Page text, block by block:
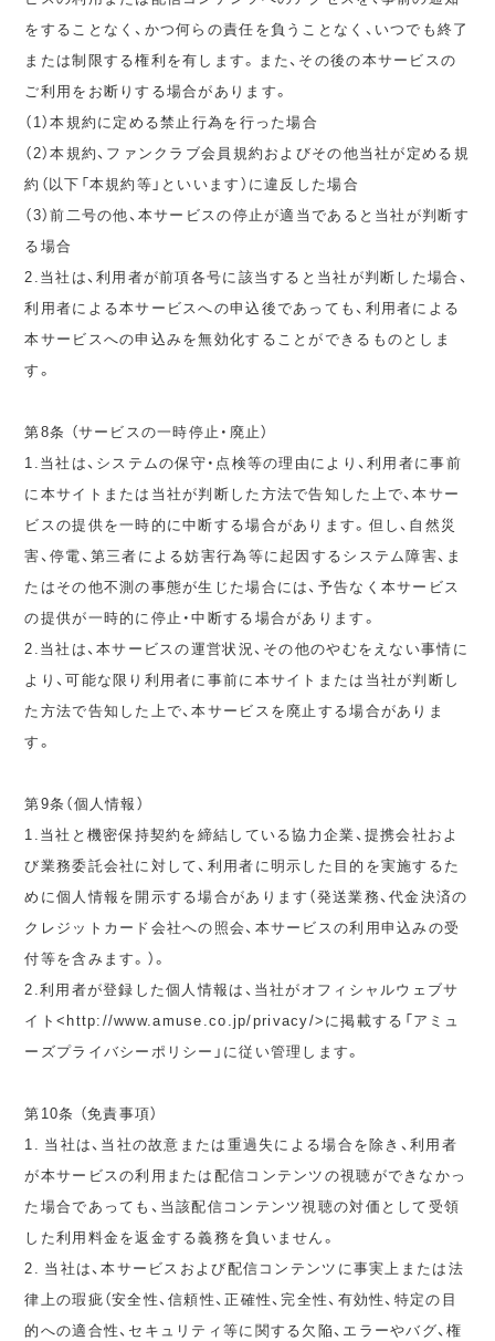
をすることなく、かつ何らの責任を負うことなく、いつでも終了
または制限する権利を有します。また、その後の本サービスの
ご利用をお断りする場合があります。
（1）本規約に定める禁止行為を行った場合
（2）本規約、ファンクラブ会員規約およびその他当社が定める規
約（以下「本規約等」といいます）に違反した場合
（3）前二号の他、本サービスの停止が適当であると当社が判断す
る場合
2.当社は、利用者が前項各号に該当すると当社が判断した場合、
利用者による本サービスへの申込後であっても、利用者による
本サービスへの申込みを無効化することができるものとしま
す。
第8条 （サービスの一時停止・廃止）
1.当社は、システムの保守・点検等の理由により、利用者に事前
に本サイトまたは当社が判断した方法で告知した上で、本サー
ビスの提供を一時的に中断する場合があります。但し、自然災
害、停電、第三者による妨害行為等に起因するシステム障害、ま
たはその他不測の事態が生じた場合には、予告なく本サービス
の提供が一時的に停止・中断する場合があります。
2.当社は、本サービスの運営状況、その他のやむをえない事情に
より、可能な限り利用者に事前に本サイトまたは当社が判断し
た方法で告知した上で、本サービスを廃止する場合がありま
す。
第9条（個人情報）
1.当社と機密保持契約を締結している協力企業、提携会社およ
び業務委託会社に対して、利用者に明示した目的を実施するた
めに個人情報を開示する場合があります（発送業務、代金決済の
クレジットカード会社への照会、本サービスの利用申込みの受
付等を含みます。）。
2.利用者が登録した個人情報は、当社がオフィシャルウェブサ
イト<http://www.amuse.co.jp/privacy/>に掲載する「アミュ
ーズプライバシーポリシー」に従い管理します。
第10条 （免責事項）
1. 当社は、当社の故意または重過失による場合を除き、利用者
が本サービスの利用または配信コンテンツの視聴ができなかっ
た場合であっても、当該配信コンテンツ視聴の対価として受領
した利用料金を返金する義務を負いません。
2. 当社は、本サービスおよび配信コンテンツに事実上または法
律上の瑕疵（安全性、信頼性、正確性、完全性、有効性、特定の目
的への適合性、セキュリティ等に関する欠陥、エラーやバグ、権